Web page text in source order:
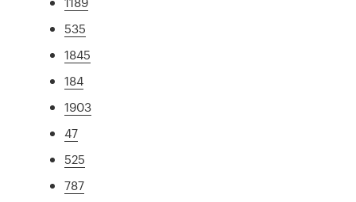
535
1845
184
1903
47
525
787